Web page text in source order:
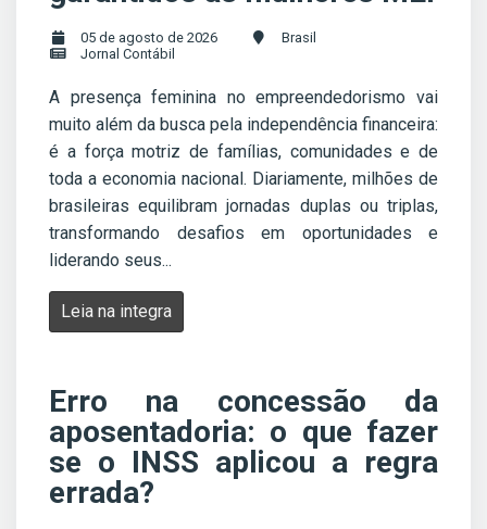
05 de agosto de 2026
Brasil
Jornal Contábil
A presença feminina no empreendedorismo vai
muito além da busca pela independência financeira:
é a força motriz de famílias, comunidades e de
toda a economia nacional. Diariamente, milhões de
brasileiras equilibram jornadas duplas ou triplas,
transformando desafios em oportunidades e
liderando seus...
Leia na integra
Erro na concessão da
aposentadoria: o que fazer
se o INSS aplicou a regra
errada?